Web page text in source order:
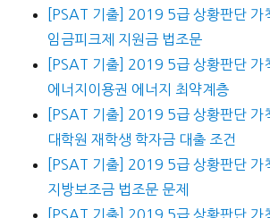
[PSAT 기출] 2019 5급 상황판단 가
임금피크제 지원금 법조문
[PSAT 기출] 2019 5급 상황판단 가
에너지이용권 에너지 최약계층
[PSAT 기출] 2019 5급 상황판단 가
대학원 재학생 학자금 대출 조건
[PSAT 기출] 2019 5급 상황판단 가
지방보조금 법조문 문제
[PSAT 기출] 2019 5급 상황판단 가